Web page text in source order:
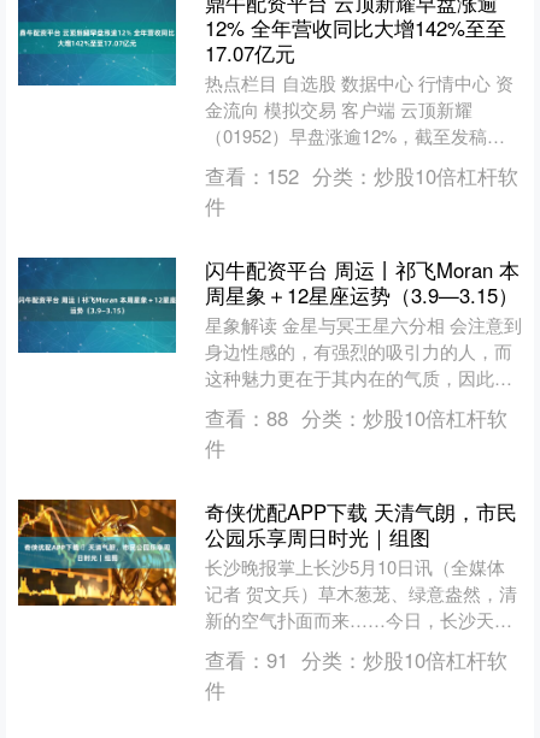
12% 全年营收同比大增142%至至
17.07亿元
热点栏目 自选股 数据中心 行情中心 资
金流向 模拟交易 客户端 云顶新耀
（01952）早盘涨逾12%，截至发稿，
股价上涨11.88%，现报38.80港元，成
交....
查看： 152 分类： 炒股10倍杠杆软
件
闪牛配资平台 周运丨祁飞Moran 本
周星象＋12星座运势（3.9—3.15）
星象解读 金星与冥王星六分相 会注意到
身边性感的，有强烈的吸引力的人，而
这种魅力更在于其内在的气质，因此这
是容易有暗恋和暧昧关系生成的时期。
同时也给一些人带来旧....
查看： 88 分类： 炒股10倍杠杆软
件
奇侠优配APP下载 ​天清气朗，市民
公园乐享周日时光｜组图
长沙晚报掌上长沙5月10日讯（全媒体
记者 贺文兵）草木葱茏、绿意盎然，清
新的空气扑面而来……今日，长沙天清
气朗，不少市民趁着周日闲暇，走进湖
南烈士公园，或悠闲漫....
查看： 91 分类： 炒股10倍杠杆软
件